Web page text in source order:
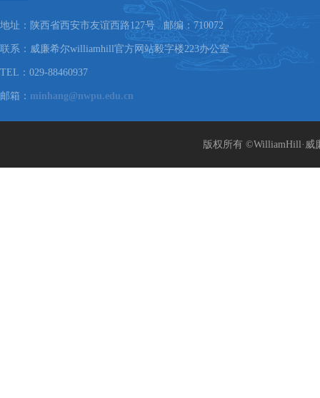
地址：陕西省西安市友谊西路127号 邮编：710072
联系：威廉希尔williamhill官方网站毅字楼223办公室
TEL：029-88460937
邮箱： minhang@nwpu.edu.cn
版权所有 ©WilliamHill·